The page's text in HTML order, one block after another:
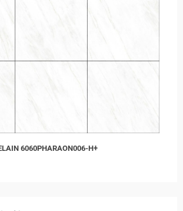
6060PHARAON006-H+